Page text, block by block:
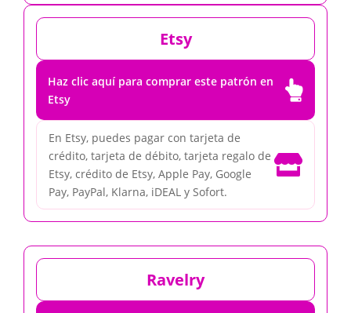
Etsy
Haz clic aquí para comprar este patrón en
Etsy

En Etsy, puedes pagar con tarjeta de
crédito, tarjeta de débito, tarjeta regalo de
Etsy, crédito de Etsy, Apple Pay, Google
Pay, PayPal, Klarna, iDEAL y Sofort.

Ravelry